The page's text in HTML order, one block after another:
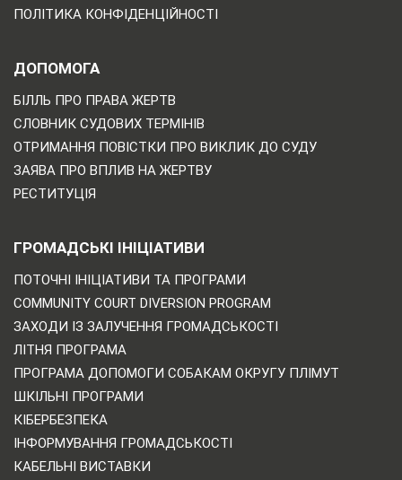
ПОЛІТИКА КОНФІДЕНЦІЙНОСТІ
ДОПОМОГА
БІЛЛЬ ПРО ПРАВА ЖЕРТВ
СЛОВНИК СУДОВИХ ТЕРМІНІВ
ОТРИМАННЯ ПОВІСТКИ ПРО ВИКЛИК ДО СУДУ
ЗАЯВА ПРО ВПЛИВ НА ЖЕРТВУ
РЕСТИТУЦІЯ
ГРОМАДСЬКІ ІНІЦІАТИВИ
ПОТОЧНІ ІНІЦІАТИВИ ТА ПРОГРАМИ
COMMUNITY COURT DIVERSION PROGRAM
ЗАХОДИ ІЗ ЗАЛУЧЕННЯ ГРОМАДСЬКОСТІ
ЛІТНЯ ПРОГРАМА
ПРОГРАМА ДОПОМОГИ СОБАКАМ ОКРУГУ ПЛІМУТ
ШКІЛЬНІ ПРОГРАМИ
КІБЕРБЕЗПЕКА
ІНФОРМУВАННЯ ГРОМАДСЬКОСТІ
КАБЕЛЬНІ ВИСТАВКИ